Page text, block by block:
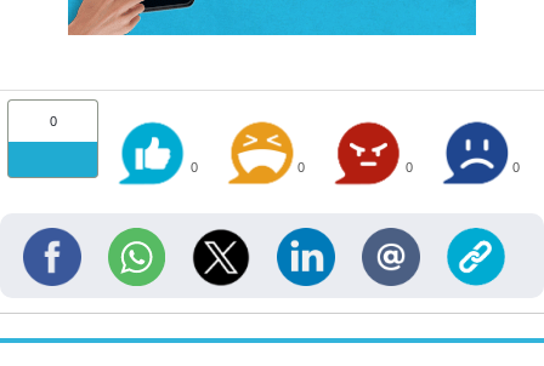
0
0 0 0 0